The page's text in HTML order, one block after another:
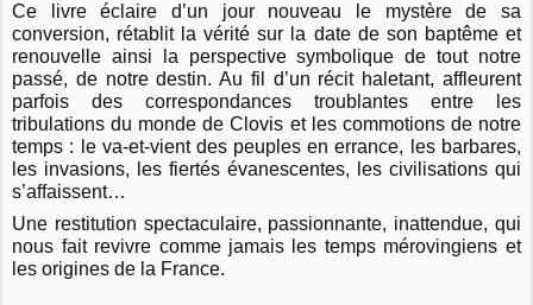
Ce livre éclaire d’un jour nouveau le mystère de sa
conversion, rétablit la vérité sur la date de son baptême et
renouvelle ainsi la perspective symbolique de tout notre
passé, de notre destin. Au fil d’un récit haletant, affleurent
parfois des correspondances troublantes entre les
tribulations du monde de Clovis et les commotions de notre
temps : le va-et-vient des peuples en errance, les barbares,
les invasions, les fiertés évanescentes, les civilisations qui
s’affaissent…
Une restitution spectaculaire, passionnante, inattendue, qui
nous fait revivre comme jamais les temps mérovingiens et
les origines de la France.